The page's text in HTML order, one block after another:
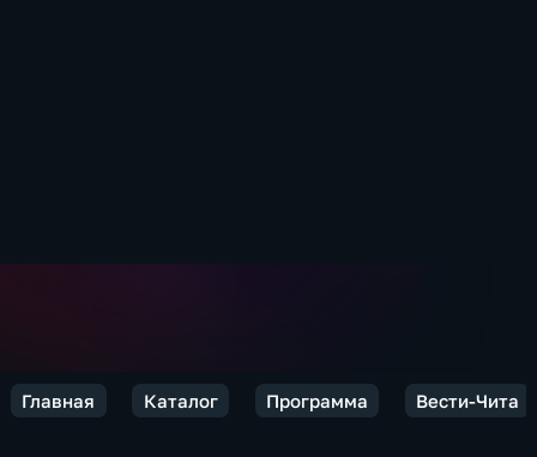
Главная Каталог Программа Вести-Чита